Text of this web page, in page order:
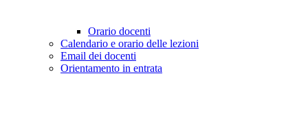
Orario docenti
Calendario e orario delle lezioni
Email dei docenti
Orientamento in entrata